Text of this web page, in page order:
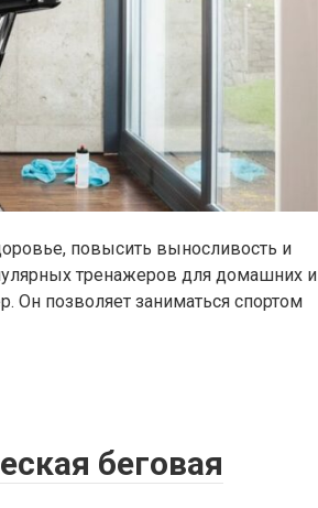
повысить выносливость и
тренажеров для домашних и
Он позволяет заниматься спортом
беговая